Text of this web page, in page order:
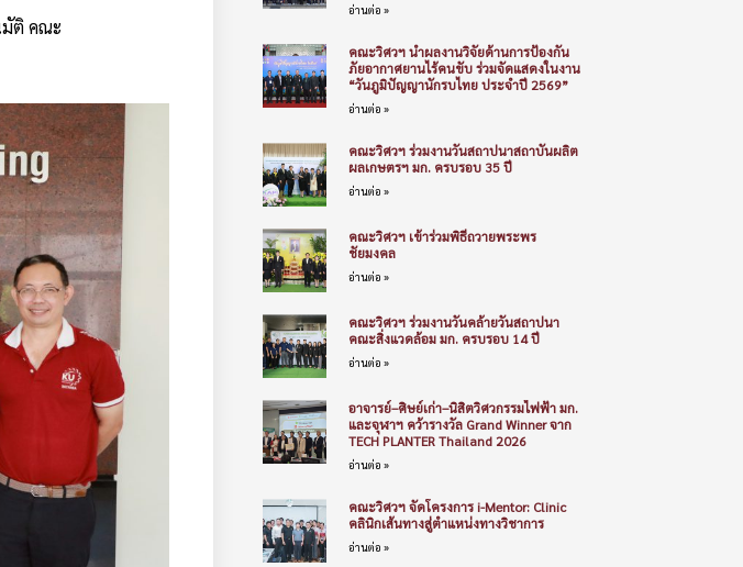
มัติ คณะ
อ่านต่อ »
คณะวิศวฯ นำผลงานวิจัยด้านการป้องกัน
ภัยอากาศยานไร้คนขับ ร่วมจัดแสดงในงาน
“วันภูมิปัญญานักรบไทย ประจำปี 2569”
อ่านต่อ »
คณะวิศวฯ ร่วมงานวันสถาปนาสถาบันผลิต
ผลเกษตรฯ มก. ครบรอบ 35 ปี
อ่านต่อ »
คณะวิศวฯ เข้าร่วมพิธีถวายพระพร
ชัยมงคล
อ่านต่อ »
คณะวิศวฯ ร่วมงานวันคล้ายวันสถาปนา
คณะสิ่งแวดล้อม มก. ครบรอบ 14 ปี
อ่านต่อ »
อาจารย์–ศิษย์เก่า–นิสิตวิศวกรรมไฟฟ้า มก.
และจุฬาฯ คว้ารางวัล Grand Winner จาก
TECH PLANTER Thailand 2026
อ่านต่อ »
คณะวิศวฯ จัดโครงการ i-Mentor: Clinic
คลินิกเส้นทางสู่ตำแหน่งทางวิชาการ
อ่านต่อ »